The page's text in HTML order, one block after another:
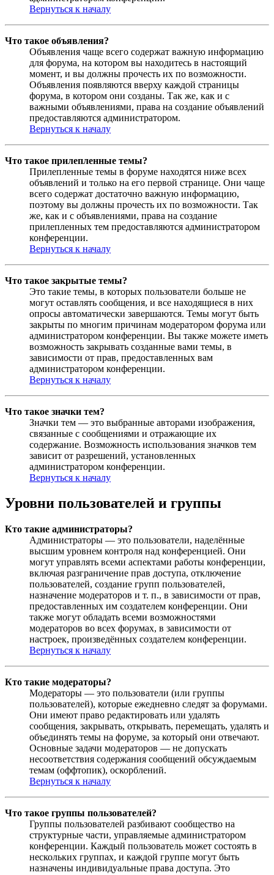
Вернуться к началу
Что такое объявления?
Объявления чаще всего содержат важную информацию
для форума, на котором вы находитесь в настоящий
момент, и вы должны прочесть их по возможности.
Объявления появляются вверху каждой страницы
форума, в котором они созданы. Так же, как и с
важными объявлениями, права на создание объявлений
предоставляются администратором.
Вернуться к началу
Что такое прилепленные темы?
Прилепленные темы в форуме находятся ниже всех
объявлений и только на его первой странице. Они чаще
всего содержат достаточно важную информацию,
поэтому вы должны прочесть их по возможности. Так
же, как и с объявлениями, права на создание
прилепленных тем предоставляются администратором
конференции.
Вернуться к началу
Что такое закрытые темы?
Это такие темы, в которых пользователи больше не
могут оставлять сообщения, и все находящиеся в них
опросы автоматически завершаются. Темы могут быть
закрыты по многим причинам модератором форума или
администратором конференции. Вы также можете иметь
возможность закрывать созданные вами темы, в
зависимости от прав, предоставленных вам
администратором конференции.
Вернуться к началу
Что такое значки тем?
Значки тем — это выбранные авторами изображения,
связанные с сообщениями и отражающие их
содержание. Возможность использования значков тем
зависит от разрешений, установленных
администратором конференции.
Вернуться к началу
Уровни пользователей и группы
Кто такие администраторы?
Администраторы — это пользователи, наделённые
высшим уровнем контроля над конференцией. Они
могут управлять всеми аспектами работы конференции,
включая разграничение прав доступа, отключение
пользователей, создание групп пользователей,
назначение модераторов и т. п., в зависимости от прав,
предоставленных им создателем конференции. Они
также могут обладать всеми возможностями
модераторов во всех форумах, в зависимости от
настроек, произведённых создателем конференции.
Вернуться к началу
Кто такие модераторы?
Модераторы — это пользователи (или группы
пользователей), которые ежедневно следят за форумами.
Они имеют право редактировать или удалять
сообщения, закрывать, открывать, перемещать, удалять и
объединять темы на форуме, за который они отвечают.
Основные задачи модераторов — не допускать
несоответствия содержания сообщений обсуждаемым
темам (оффтопик), оскорблений.
Вернуться к началу
Что такое группы пользователей?
Группы пользователей разбивают сообщество на
структурные части, управляемые администратором
конференции. Каждый пользователь может состоять в
нескольких группах, и каждой группе могут быть
назначены индивидуальные права доступа. Это